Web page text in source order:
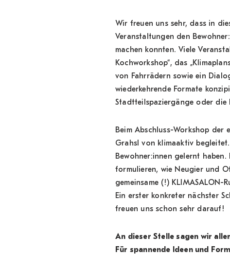
Wir freuen uns sehr, dass in
Veranstaltungen den
machen konnten. Viele
Kochworkshop“, das
von Fahrrädern sowie ein
wiederkehrende Formate
Stadtteilspaziergänge oder die
Beim Abschluss-Workshop der
Grahsl von klimaaktiv
Bewohner:innen gelernt
formulieren, wie Neugier und
gemeinsame (!)
Ein erster konkreter nächster
freuen uns schon sehr darauf!
An dieser Stelle sagen wir
Für spannende Ideen und